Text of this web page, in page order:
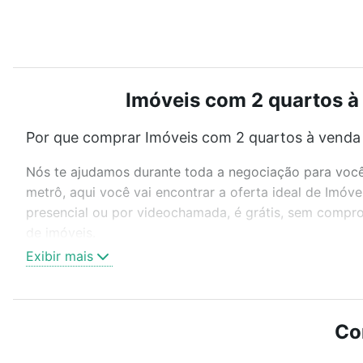
Imóveis com 2 quartos
Por que comprar Imóveis com 2 quartos à
Nós te ajudamos durante toda a negociação para
metrô, aqui você vai encontrar a oferta ideal de
presencial ou por videochamada, é grátis, sem
Como escolher um imóvel?
Use barra de busca no topo para pesquisar por
ou sem vaga de garagem para combinar
Imóveis com 2 quartos à venda em Jardim Botânico,
Exibir mais